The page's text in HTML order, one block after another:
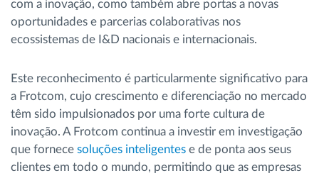
com a inovação, como também abre portas a novas
oportunidades e parcerias colaborativas nos
ecossistemas de I&D nacionais e internacionais.
Este reconhecimento é particularmente significativo para
a Frotcom, cujo crescimento e diferenciação no mercado
têm sido impulsionados por uma forte cultura de
inovação. A Frotcom continua a investir em investigação
que fornece soluções inteligentes e de ponta aos seus
clientes em todo o mundo, permitindo que as empresas